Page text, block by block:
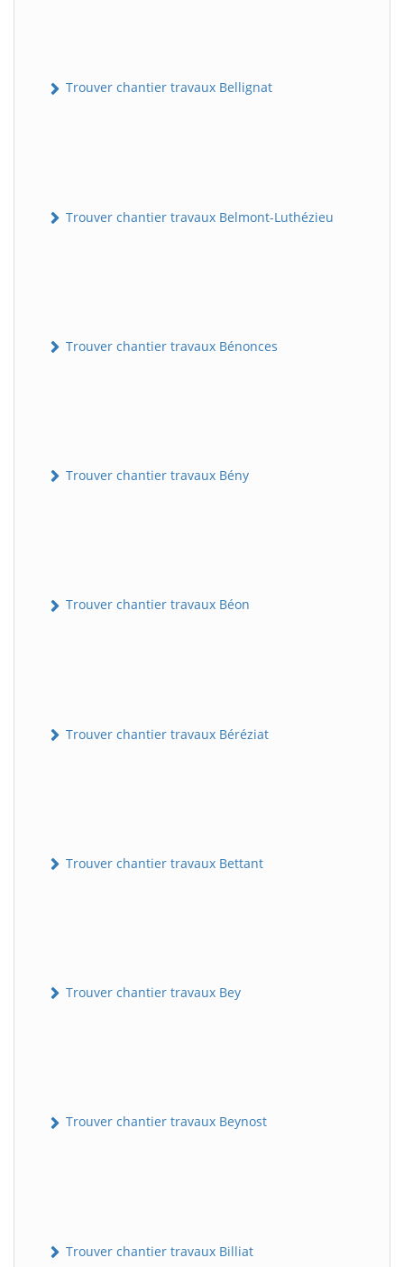
Trouver chantier travaux Bellignat
Trouver chantier travaux Belmont-Luthézieu
Trouver chantier travaux Bénonces
Trouver chantier travaux Bény
Trouver chantier travaux Béon
Trouver chantier travaux Béréziat
Trouver chantier travaux Bettant
Trouver chantier travaux Bey
Trouver chantier travaux Beynost
Trouver chantier travaux Billiat